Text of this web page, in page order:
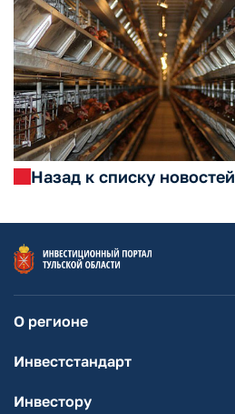
Назад к списку новостей
О регионе
Инвестстандарт
Инвестору